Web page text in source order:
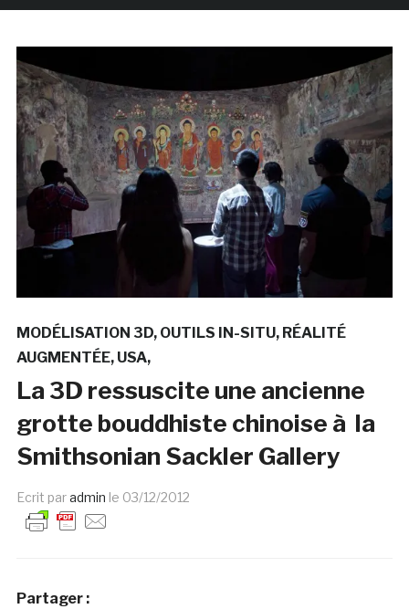
MODÉLISATION 3D OUTILS IN-SITU RÉALITÉ
AUGMENTÉE USA
La 3D ressuscite une ancienne
grotte bouddhiste chinoise à la
Smithsonian Sackler Gallery
Ecrit paradmin le 03/12/2012
Partager :